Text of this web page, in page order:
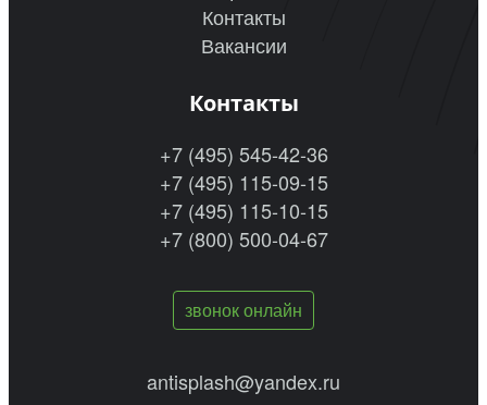
Контакты
Вакансии
Контакты
+7 (495) 545-42-36
+7 (495) 115-09-15
+7 (495) 115-10-15
+7 (800) 500-04-67
звонок онлайн
antisplash@yandex.ru